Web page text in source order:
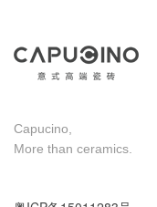
Capucino,
More than ceramics.